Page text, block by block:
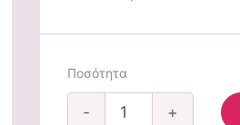
Ποσότητα
- +